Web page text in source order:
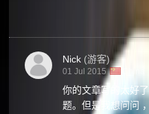
Nick (游客)
01 Jul 2015
你的文章写的太好
题。但是我想问问